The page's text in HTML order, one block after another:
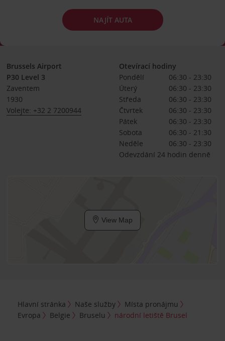
NAJÍT AUTA
Brussels Airport
P30 Level 3
Zaventem
1930
Volejte: +32 2 7200944
Otevírací hodiny
Pondělí
06:30 - 23:30
Úterý
06:30 - 23:30
Středa
06:30 - 23:30
Čtvrtek
06:30 - 23:30
Pátek
06:30 - 23:30
Sobota
06:30 - 21:30
Neděle
06:30 - 23:30
Odevzdání 24 hodin denně
View Map
Hlavní stránka Naše služby
Místa pronájmu
Evropa
Belgie Bruselu národní letiště Brusel